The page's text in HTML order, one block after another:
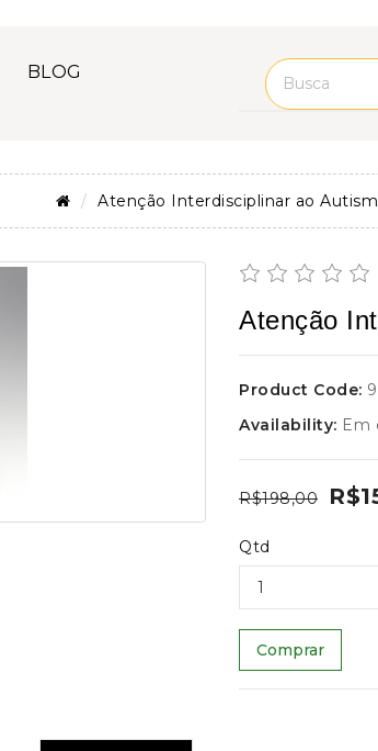
BLOG
Atenção Interdisciplinar ao
Atenção
Product Code:
Availability: Em
R$198,00
Qtd
Comprar